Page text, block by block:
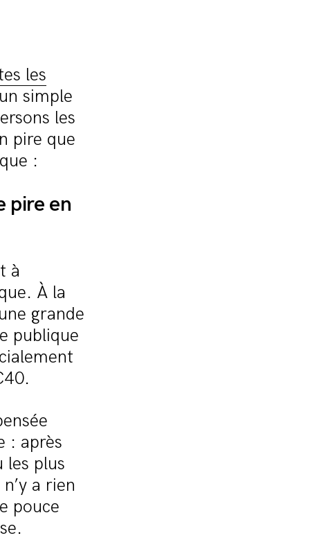
les
simple
les
pire que
:
pire en
à
À la
grande
publique
: après
les plus
a rien
pouce